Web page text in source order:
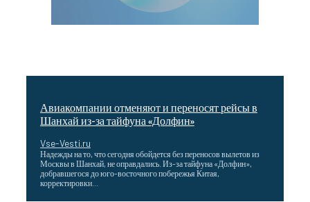
Авиакомпании отменяют и переносят рейсы в
Шанхай из-за тайфуна «Долфин»
Vse-Vesti.ru
Надежды на то, что сегодня обойдется без переносов вылетов из
Москвы в Шанхай, не оправдались. Из-за тайфуна «Долфин»,
добравшегося до юго-восточного побережья Китая,
корректировки...